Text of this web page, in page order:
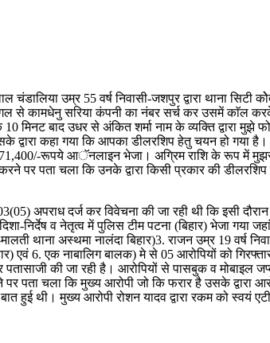
उम्र 55 वर्ष निवासी-जशपुर द्वारा थाना सिटी
से कामधेनु सरिया कंपनी का नंबर सर्च कर उसमें काॅल
मिनट बाद उधर से अंकित शर्मा नाम के व्यक्ति द्वारा
कहा गया कि आपका डीलरशिप हेतु चयन हो गया है।
रूपये आॅनलाइन भेजा। अग्रिम राशि के रूप
करने पर पता चला कि उनके द्वारा किसी प्रकार की
अपराध दर्ज कर विवेचना की जा रही थी कि इसी
निर्देष व नेतृत्व में पुलिस टीम पटना (बिहार) भेजा गया
थाना अस्थमा नालंदा बिहार)3. राजन उम्र 19 वर्ष
एवं 6. एक नाबालिग बालक) मे से 05 आरोपियों को
पतासाजी की जा रही है। आरोपियों से पासबुक व
पता चला कि मुख्य आरोपी जो कि फरार है उसके द्वारा
थी। मुख्य आरोपी रोशन यादव द्वारा रकम को स्वयं